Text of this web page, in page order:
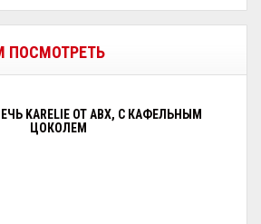
ПОСМОТРЕТЬ
KARELIE ОТ ABX, С КАФЕЛЬНЫМ
ЦОКОЛЕМ